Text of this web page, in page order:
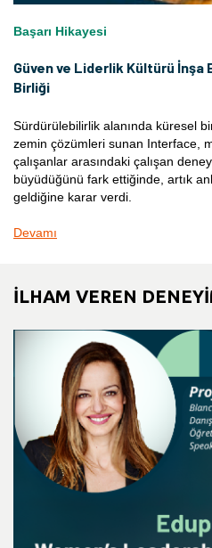
Başarı Hikayesi
Güven ve Liderlik Kültürü İnşa
Birliği
Sürdürülebilirlik alanında küresel
zemin çözümleri sunan Interface,
çalışanlar arasındaki çalışan
büyüdüğünü fark ettiğinde, artık
geldiğine karar verdi.
Devamı
İLHAM VEREN